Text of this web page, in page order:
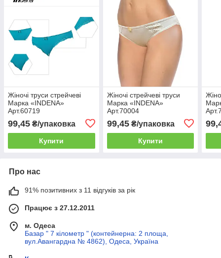
Жіночі труси стрейчеві
Марка «INDENA»
Арт.60719
99,45 ₴/упаковка
Купити
Жіночі стрейчеві труси
Марка «INDENA»
Арт.70004
99,45₴/упаковка
Купити
Про нас
91% позитивних з 11 відгуків за рік
Працює з 27.12.2011
м. Одеса
Базар " 7 кілометр " (контейнерна: 2 площа,
вул.Авангардна № 4862), Одеса, Україна